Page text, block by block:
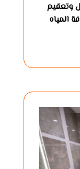
وتعقيم
المياه